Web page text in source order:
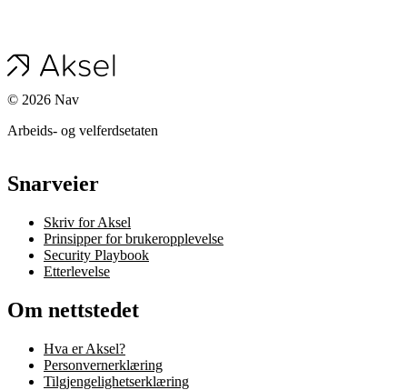
© 2026 Nav
Arbeids- og velferdsetaten
Snarveier
Skriv for Aksel
Prinsipper for brukeropplevelse
Security Playbook
Etterlevelse
Om nettstedet
Hva er Aksel?
Personvernerklæring
Tilgjengelighetserklæring